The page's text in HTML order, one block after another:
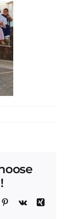
Pinterest
Vk
Xing